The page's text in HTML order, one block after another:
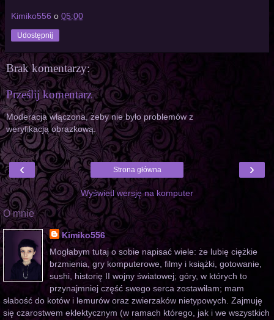
Kimiko556 o 05:00
Udostępnij
Brak komentarzy:
Prześlij komentarz
Moderacja włączona, żeby nie było problemów z
weryfikacją obrazkową.
‹ ›
Strona główna
Wyświetl wersję na komputer
O mnie
Kimiko556
Mogłabym tutaj o sobie napisać wiele: że lubię ciężkie
brzmienia, gry komputerowe, filmy i książki, gotowanie,
sushi, historię II wojny światowej; góry, w których to
przynajmniej część swego serca zostawiłam; mam
słabość do kotów i lemurów oraz zwierzaków nietypowych. Zajmuję
się czarostwem eklektycznym (w ramach którego, jak i we wszystkich